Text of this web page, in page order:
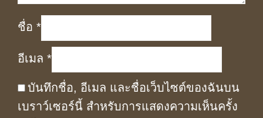
ชื่อ *
อีเมล *
บันทึกชื่อ, อีเมล และชื่อเว็บไซต์ของฉันบน
เบราว์เซอร์นี้ สำหรับการแสดงความเห็นครั้ง